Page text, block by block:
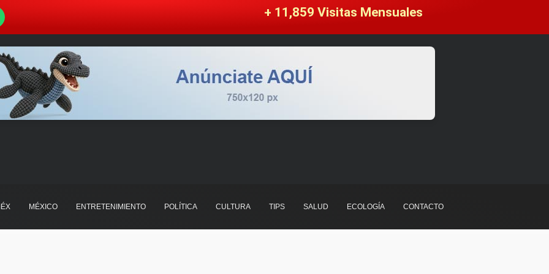
+ 11,859 Visitas Mensuales
MÉXICO ENTRETENIMIENTO POLÍTICA CULTURA TIPS SALUD ECOLOGÍA CONTACTO